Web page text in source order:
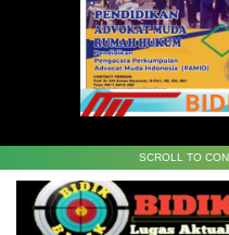
SCROLL TO